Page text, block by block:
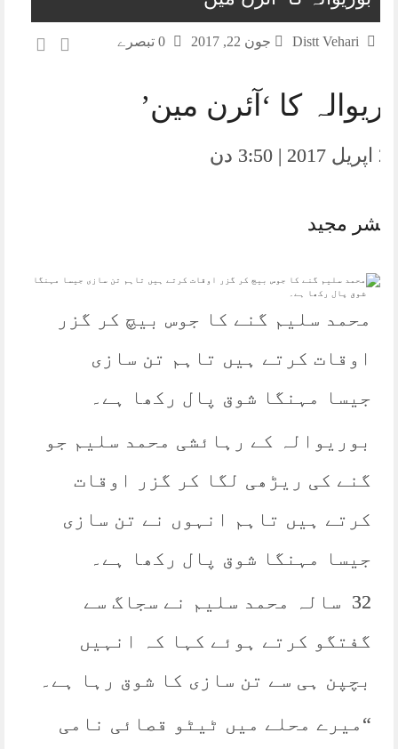
Distt Vehari جون 22, 2017
کا ‘آئرن مین’
28 اپریل 2017 | 3:50 دن
مبشر مجید
محمد سلیم گنے کا جوس بیچ کر گزر
اوقات کرتے ہیں تاہم تن سازی
جیسا مہنگا شوق پال رکھا ہے۔
بوریوالہ کے رہائشی محمد سلیم جو
گنے کی ریڑھی لگا کر گزر اوقات
کرتے ہیں تاہم انہوں نے تن سازی
جیسا مہنگا شوق پال رکھا ہے۔
32 سالہ محمد سلیم نے سجاگ سے
گفتگو کرتے ہوئے کہا کہ انہیں
بچپن ہی سے تن سازی کا شوق رہا ہے۔
“میرے محلے میں ٹیٹو قصائی نامی